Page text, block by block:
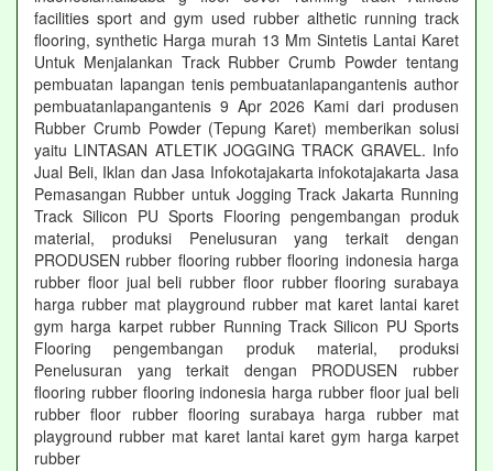
facilities sport and gym used rubber althetic running track
flooring, synthetic Harga murah 13 Mm Sintetis Lantai Karet
Untuk Menjalankan Track Rubber Crumb Powder tentang
pembuatan lapangan tenis pembuatanlapangantenis author
pembuatanlapangantenis 9 Apr 2026 Kami dari produsen
Rubber Crumb Powder (Tepung Karet) memberikan solusi
yaitu LINTASAN ATLETIK JOGGING TRACK GRAVEL. Info
Jual Beli, Iklan dan Jasa Infokotajakarta infokotajakarta Jasa
Pemasangan Rubber untuk Jogging Track Jakarta Running
Track Silicon PU Sports Flooring pengembangan produk
material, produksi Penelusuran yang terkait dengan
PRODUSEN rubber flooring rubber flooring indonesia harga
rubber floor jual beli rubber floor rubber flooring surabaya
harga rubber mat playground rubber mat karet lantai karet
gym harga karpet rubber Running Track Silicon PU Sports
Flooring pengembangan produk material, produksi
Penelusuran yang terkait dengan PRODUSEN rubber
flooring rubber flooring indonesia harga rubber floor jual beli
rubber floor rubber flooring surabaya harga rubber mat
playground rubber mat karet lantai karet gym harga karpet
rubber